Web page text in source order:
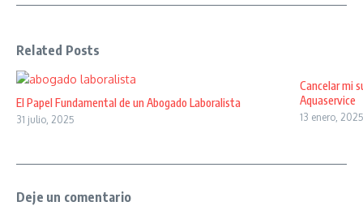
Related Posts
El Papel Fundamental de un Abogado Laboralista
31 julio, 2025
Cancelar mi
Aquaservice
13 enero, 2025
Deje un comentario